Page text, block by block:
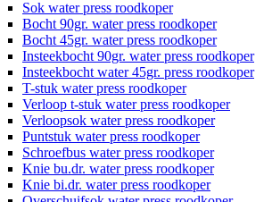
Sok water press roodkoper
Bocht 90gr. water press roodkoper
Bocht 45gr. water press roodkoper
Insteekbocht 90gr. water press roodkoper
Insteekbocht water 45gr. press roodkoper
T-stuk water press roodkoper
Verloop t-stuk water press roodkoper
Verloopsok water press roodkoper
Puntstuk water press roodkoper
Schroefbus water press roodkoper
Knie bu.dr. water press roodkoper
Knie bi.dr. water press roodkoper